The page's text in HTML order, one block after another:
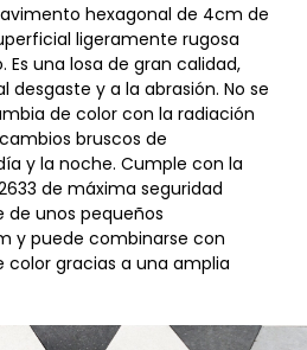
hexagonal de 4cm de
ligeramente rugosa
una losa de gran calidad,
y a la abrasión. No se
de color con la radiación
bruscos de
y la noche. Cumple con la
de máxima seguridad
de unos pequeños
y puede combinarse con
gracias a una amplia